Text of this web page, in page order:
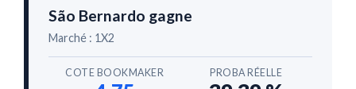
São Bernardo gagne
Marché : 1X2
COTE BOOKMAKER PROBA RÉELLE